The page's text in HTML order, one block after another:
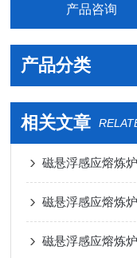
产品咨询
产品分类
相关文章
磁悬浮感应熔炼
磁悬浮感应熔炼